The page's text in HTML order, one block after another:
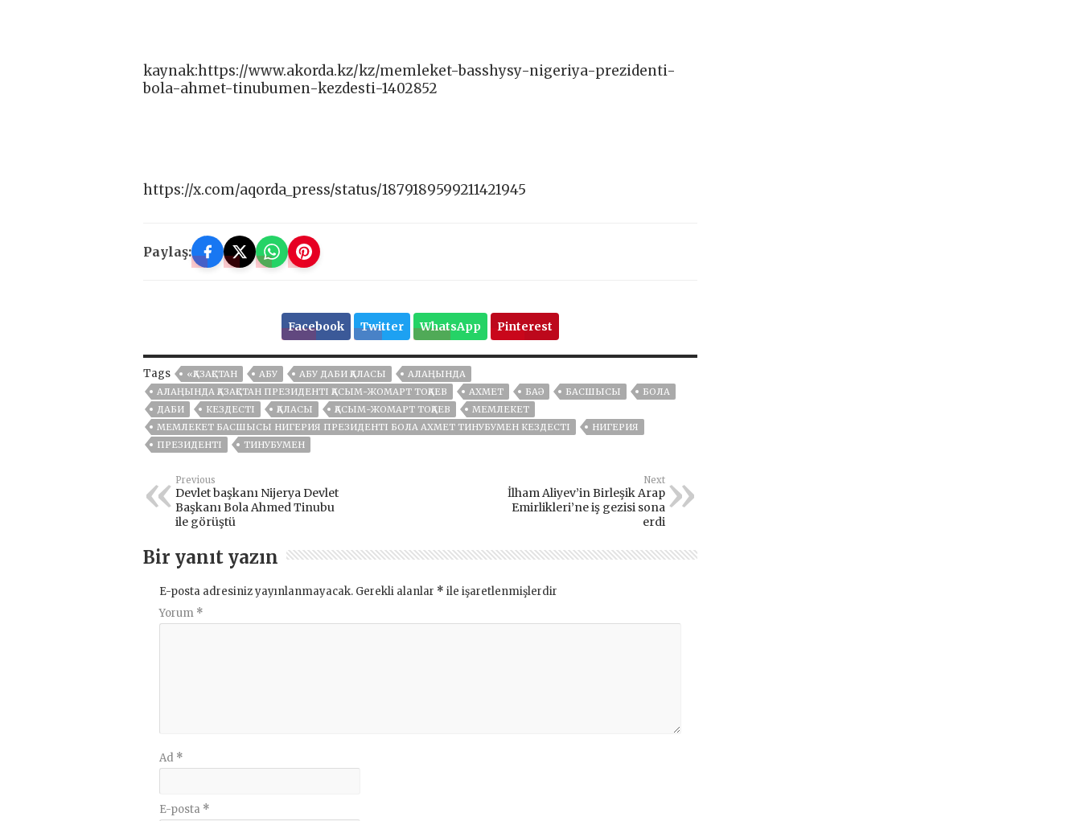
kaynak:https://www.akorda.kz/kz/memleket-basshysy-nigeriya-prezidenti-
bola-ahmet-tinubumen-kezdesti-1402852
https://x.com/aqorda_press/status/1879189599211421945
Paylaş:
Facebook Twitter WhatsApp Pinterest
Tags «ҚАЗАҚСТАН АБУ АБУ ДАБИ ҚАЛАСЫ
АЛАҢЫНДА
АЛАҢЫНДА ҚАЗАҚСТАН ПРЕЗИДЕНТІ ҚАСЫМ-ЖОМАРТ ТОҚАЕВ
АХМЕТ БАӘ БАСШЫСЫ
БОЛА
ДАБИ
КЕЗДЕСТІ ҚАЛАСЫ ҚАСЫМ-ЖОМАРТ ТОҚАЕВ
МЕМЛЕКЕТ
МЕМЛЕКЕТ БАСШЫСЫ НИГЕРИЯ ПРЕЗИДЕНТІ БОЛА АХМЕТ ТИНУБУМЕН КЕЗДЕСТІ
НИГЕРИЯ
ПРЕЗИДЕНТІ
ТИНУБУМЕН
Previous
Devlet başkanı Nijerya Devlet
Başkanı Bola Ahmed Tinubu
ile görüştü
Next
İlham Aliyev’in Birleşik Arap
Emirlikleri’ne iş gezisi sona
erdi
Bir yanıt yazın
E-posta adresiniz yayınlanmayacak. Gerekli alanlar * ile işaretlenmişlerdir
Yorum *
Ad *
E-posta *